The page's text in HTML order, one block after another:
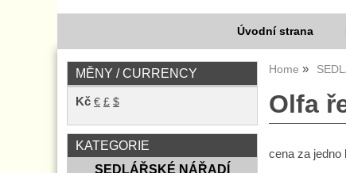
Úvodní strana
Home
Olfa
cena za jedno
MĚNY / CURRENCY
Kč € £ $
KATEGORIE
SEDLÁŘSKÉ NÁŘADÍ